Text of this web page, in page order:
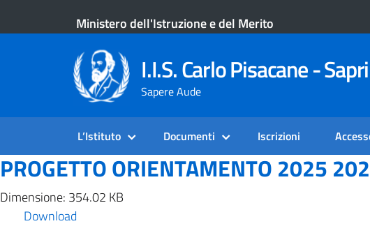
Ministero dell'Istruzione e del Merito
I.I.S. Carlo Pisacane -
Sapere Aude
L’Istituto Documenti Iscrizioni
PROGETTO ORIENTAMENTO 2025
Dimensione: 354.02 KB
Download